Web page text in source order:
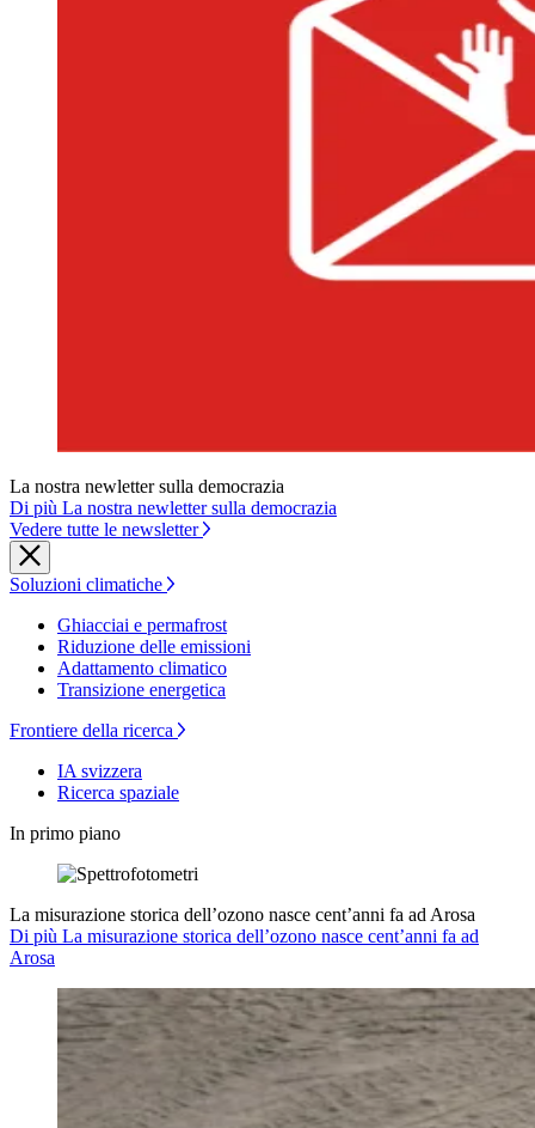
La nostra newletter sulla democrazia
Di più La nostra newletter sulla democrazia
Vedere tutte le newsletter
Soluzioni climatiche
Ghiacciai e permafrost
Riduzione delle emissioni
Adattamento climatico
Transizione energetica
Frontiere della ricerca
IA svizzera
Ricerca spaziale
In primo piano
La misurazione storica dell’ozono nasce cent’anni fa ad Arosa
Di più La misurazione storica dell’ozono nasce cent’anni fa ad
Arosa